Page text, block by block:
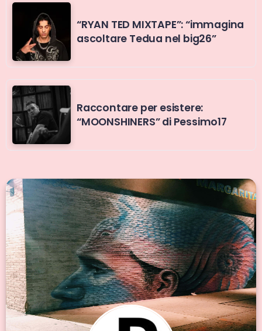
“RYAN TED MIXTAPE”: “immagina
ascoltare Tedua nel big26”
Raccontare per esistere:
“MOONSHINERS” di Pessimo17